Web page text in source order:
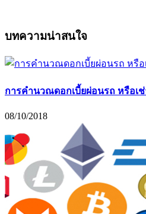
บทความน่าสนใจ
การคำนวณดอกเบี้ยผ่อนรถ หรือเ
08/10/2018